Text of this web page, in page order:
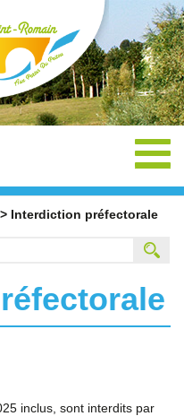
> Interdiction préfectorale
inclus, sont interdits par